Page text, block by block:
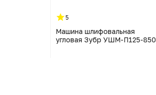
5
Машина шлифовальная
угловая Зубр УШМ-П125-850